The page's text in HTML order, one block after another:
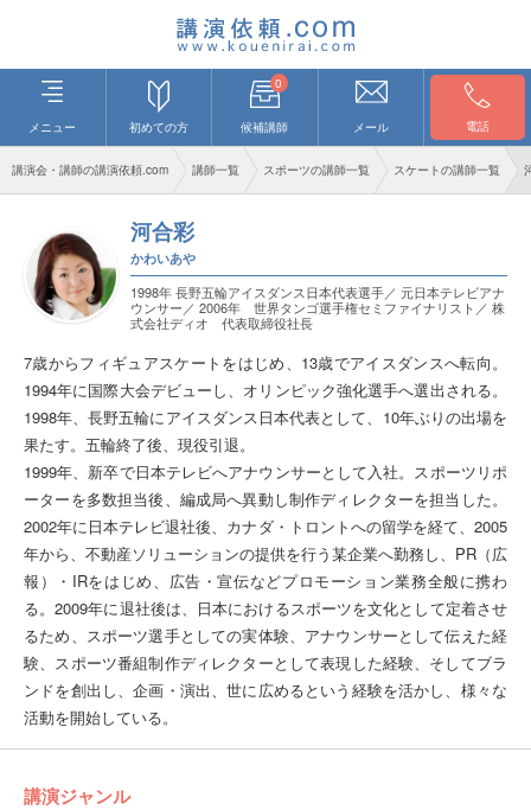
メニュー 初めての方
0
候補講師 メール 電話
講演会・講師の講演依頼.com 講師一覧 スポーツの講師一覧 スケートの講師一覧
河合彩
かわいあや
1998年 長野五輪アイスダンス日本代表選手／ 元日本テレビアナ
ウンサー／ 2006年 世界タンゴ選手権セミファイナリスト／ 株
式会社ディオ 代表取締役社長
7歳からフィギュアスケートをはじめ、13歳でアイスダンスへ転向。
1994年に国際大会デビューし、オリンピック強化選手へ選出される。
1998年、長野五輪にアイスダンス日本代表として、10年ぶりの出場を
果たす。五輪終了後、現役引退。
1999年、新卒で日本テレビへアナウンサーとして入社。スポーツリポ
ーターを多数担当後、編成局へ異動し制作ディレクターを担当した。
2002年に日本テレビ退社後、カナダ・トロントへの留学を経て、2005
年から、不動産ソリューションの提供を行う某企業へ勤務し、PR（広
報）・IRをはじめ、広告・宣伝などプロモーション業務全般に携わ
る。2009年に退社後は、日本におけるスポーツを文化として定着させ
るため、スポーツ選手としての実体験、アナウンサーとして伝えた経
験、スポーツ番組制作ディレクターとして表現した経験、そしてブラ
ンドを創出し、企画・演出、世に広めるという経験を活かし、様々な
活動を開始している。
講演ジャンル